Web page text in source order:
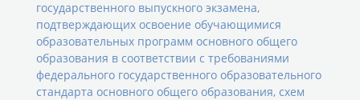
государственного выпускного экзамена,
подтверждающих освоение обучающимися
образовательных программ основного общего
образования в соответствии с требованиями
федерального государственного образовательного
стандарта основного общего образования, схем